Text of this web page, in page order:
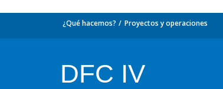
¿Qué hacemos? Proyectos y operaciones
DFC IV